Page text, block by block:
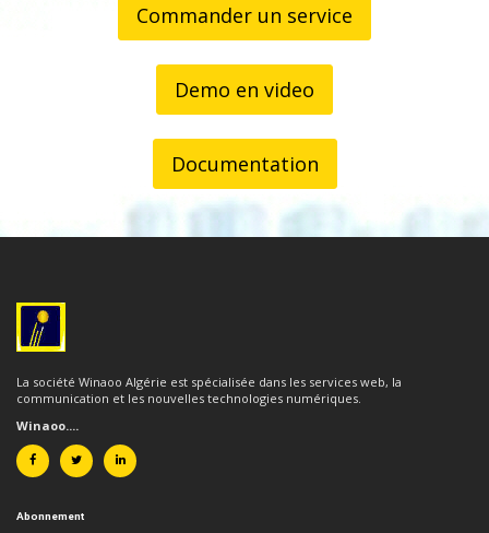
Commander un service
Demo en video
Documentation
La société Winaoo Algérie est spécialisée dans les services web, la
communication et les nouvelles technologies numériques.
Winaoo....
Abonnement